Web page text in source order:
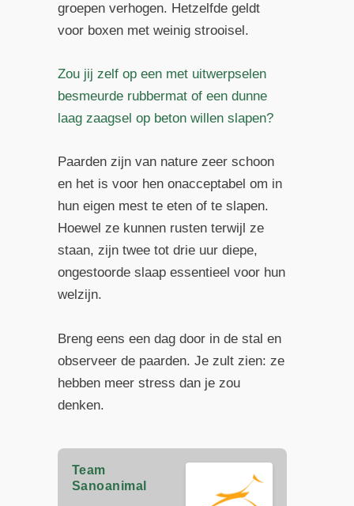
groepen verhogen. Hetzelfde geldt
voor boxen met weinig strooisel.
Zou jij zelf op een met uitwerpselen
besmeurde rubbermat of een dunne
laag zaagsel op beton willen slapen?
Paarden zijn van nature zeer schoon
en het is voor hen onacceptabel om in
hun eigen mest te eten of te slapen.
Hoewel ze kunnen rusten terwijl ze
staan, zijn twee tot drie uur diepe,
ongestoorde slaap essentieel voor hun
welzijn.
Breng eens een dag door in de stal en
observeer de paarden. Je zult zien: ze
hebben meer stress dan je zou
denken.
Team
Sanoanimal